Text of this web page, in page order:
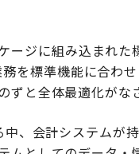
ージに組み込まれ
標準機能に合わせ
と全体最適化がな
、会計システムが